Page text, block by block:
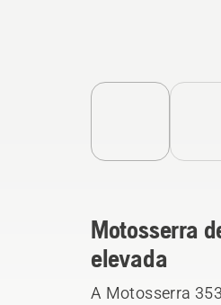
Motosserra
elevada
A Motosserra